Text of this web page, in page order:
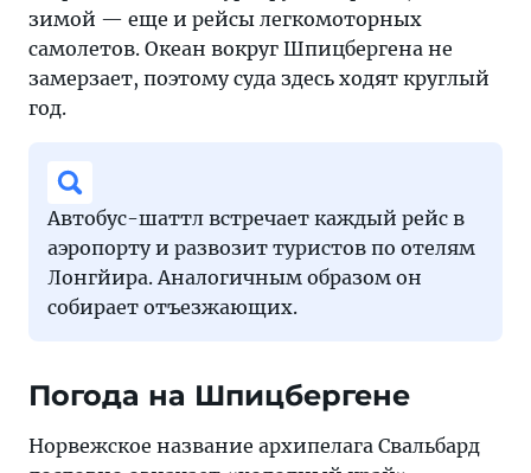
зимой — еще и рейсы легкомоторных
самолетов. Океан вокруг Шпицбергена не
замерзает, поэтому суда здесь ходят круглый
год.
Автобус-шаттл встречает каждый рейс в
аэропорту и развозит туристов по отелям
Лонгйира. Аналогичным образом он
собирает отъезжающих.
Погода на Шпицбергене
Норвежское название архипелага Свальбард